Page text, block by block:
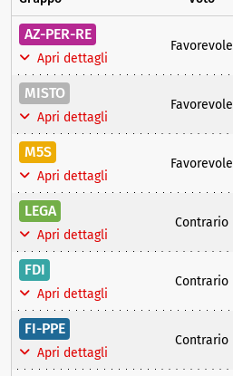
AZ-PER-RE
Apri dettagli
Favorevole
MISTO
Apri dettagli
Favorevole
M5S
Apri dettagli
Favorevole
LEGA
Apri dettagli
Contrario
FDI
Apri dettagli
Contrario
FI-PPE
Apri dettagli
Contrario